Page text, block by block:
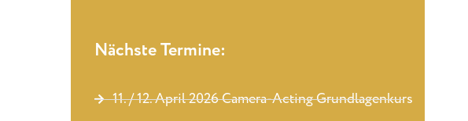
Nächste Termine:
11. / 12. April 2026 Camera-Acting Grundlagenkurs